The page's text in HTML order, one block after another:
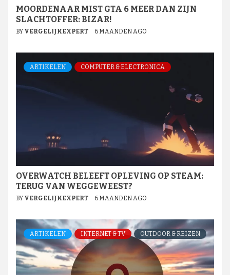
MOORDENAAR MIST GTA 6 MEER DAN ZIJN
SLACHTOFFER: BIZAR!
BY VERGELIJKEXPERT 6 MAANDEN AGO
ARTIKELEN COMPUTER & ELECTRONICA
OVERWATCH BELEEFT OPLEVING OP STEAM:
TERUG VAN WEGGEWEEST?
BY VERGELIJKEXPERT 6 MAANDEN AGO
ARTIKELEN INTERNET & TV OUTDOOR & REIZEN